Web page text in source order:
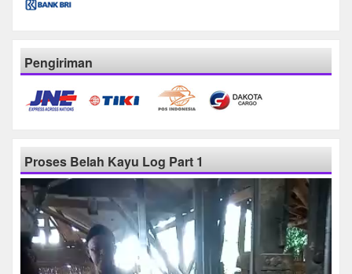
Pengiriman
Proses Belah Kayu Log Part 1
Pemutar
Video